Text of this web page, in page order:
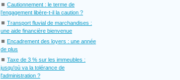
⏹ Cautionnement : le terme de
l’engagement libère-t-il la caution ?
⏹ Transport fluvial de marchandises :
une aide financière bienvenue
⏹ Encadrement des loyers : une année
de plus
⏹ Taxe de 3 % sur les immeubles :
jusqu'où va la tolérance de
l'administration ?